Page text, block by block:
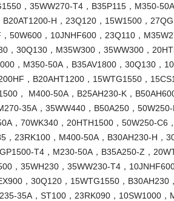
，35WW270-T4，B35P115，M350-
B20AT1200-H，23Q120，15W1500，
50W600，10JNHF600，23Q110，
，30Q130，M35W300，35WW300，
，M350-50A，B35AV1800，30Q130，
，B20AHT1200，15WTG1550，
， M400-50A，B25AH230-K，
35A，35WW440，B50A250，
，70WK340，20HTH1500，50W250-C6
，23RK100，M400-50A，B30AH230-H，
T4，M230-50A，B35A250-Z，
，35WH230，35WW230-T4，
，30Q120，15WTG1550，
35A，ST100，23RK090，10SW1000